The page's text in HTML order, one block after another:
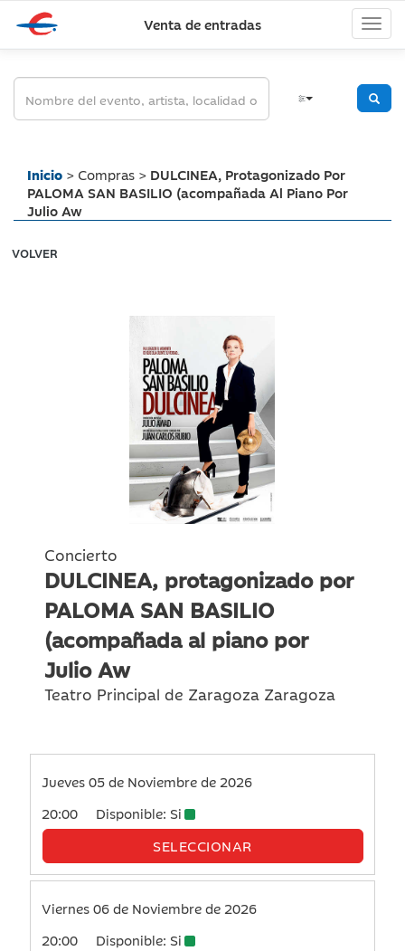
Venta de entradas
Inicio > Compras > DULCINEA, Protagonizado Por
PALOMA SAN BASILIO (acompañada Al Piano Por
Julio Aw
VOLVER